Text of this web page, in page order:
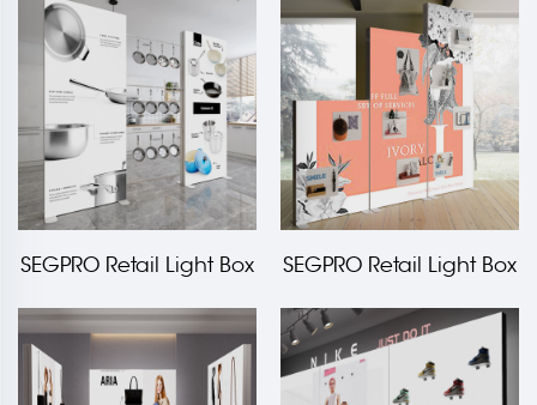
SEGPRO Retail Light Box
SEGPRO Retail Light Box
Perforeeritud Laud